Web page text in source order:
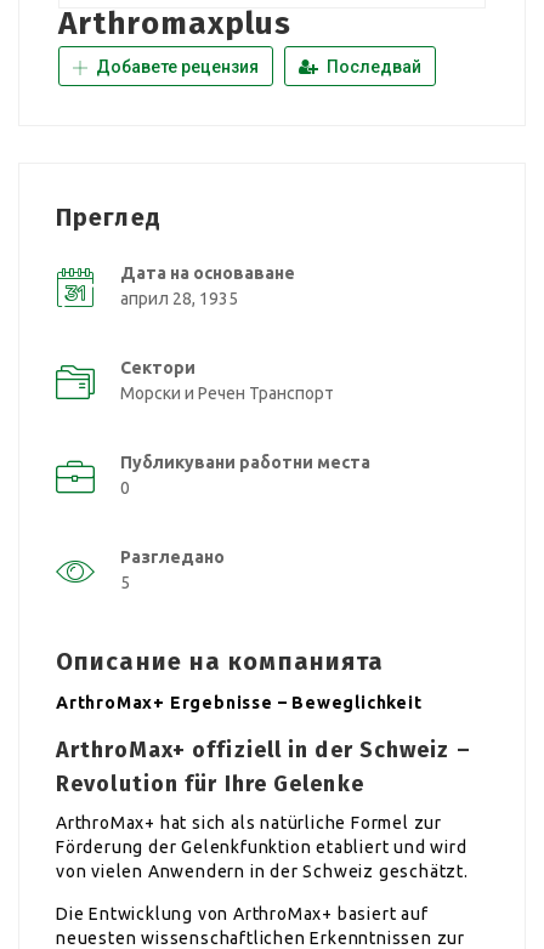
Arthromaxplus
Добавете рецензия Последвай
Преглед
Дата на основаване
април 28, 1935
Сектори
Морски и Речен Транспорт
Публикувани работни места
0
Разгледано
5
Описание на компанията
ArthroMax+ Ergebnisse – Beweglichkeit
ArthroMax+ offiziell in der Schweiz –
Revolution für Ihre Gelenke
ArthroMax+ hat sich als natürliche Formel zur
Förderung der Gelenkfunktion etabliert und wird
von vielen Anwendern in der Schweiz geschätzt.
Die Entwicklung von ArthroMax+ basiert auf
neuesten wissenschaftlichen Erkenntnissen zur